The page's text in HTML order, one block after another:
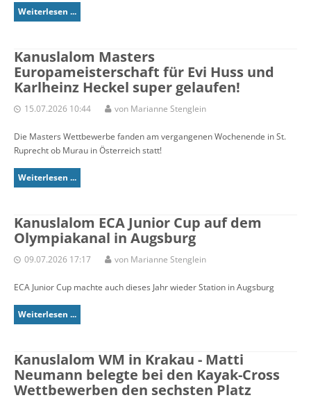
Weiterlesen ...
Kanuslalom Masters
Europameisterschaft für Evi Huss und
Karlheinz Heckel super gelaufen!
15.07.2026 10:44 von Marianne Stenglein
Die Masters Wettbewerbe fanden am vergangenen Wochenende in St.
Ruprecht ob Murau in Österreich statt!
Weiterlesen ...
Kanuslalom ECA Junior Cup auf dem
Olympiakanal in Augsburg
09.07.2026 17:17 von Marianne Stenglein
ECA Junior Cup machte auch dieses Jahr wieder Station in Augsburg
Weiterlesen ...
Kanuslalom WM in Krakau - Matti
Neumann belegte bei den Kayak-Cross
Wettbewerben den sechsten Platz